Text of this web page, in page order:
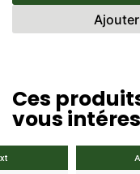
Ces
vous